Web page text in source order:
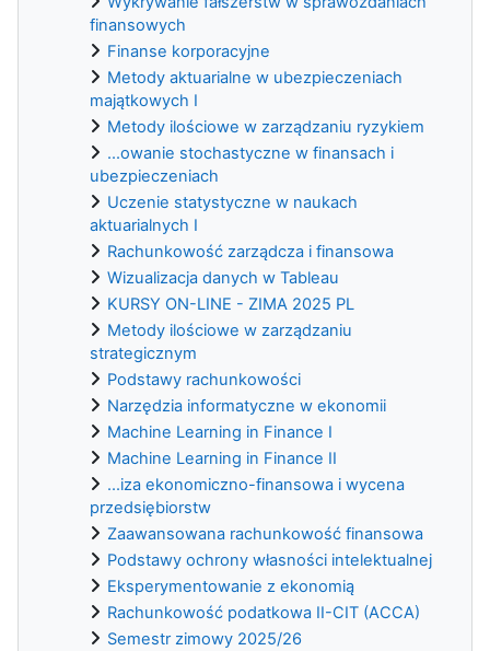
finansowych
Finanse korporacyjne
Metody aktuarialne w ubezpieczeniach
majątkowych I
Metody ilościowe w zarządzaniu ryzykiem
...owanie stochastyczne w finansach i
ubezpieczeniach
Uczenie statystyczne w naukach
aktuarialnych I
Rachunkowość zarządcza i finansowa
Wizualizacja danych w Tableau
KURSY ON-LINE - ZIMA 2025 PL
Metody ilościowe w zarządzaniu
strategicznym
Podstawy rachunkowości
Narzędzia informatyczne w ekonomii
Machine Learning in Finance I
Machine Learning in Finance II
...iza ekonomiczno-finansowa i wycena
przedsiębiorstw
Zaawansowana rachunkowość finansowa
Podstawy ochrony własności intelektualnej
Eksperymentowanie z ekonomią
Rachunkowość podatkowa II-CIT (ACCA)
Semestr zimowy 2025/26